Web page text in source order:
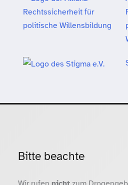
Bitte beachte